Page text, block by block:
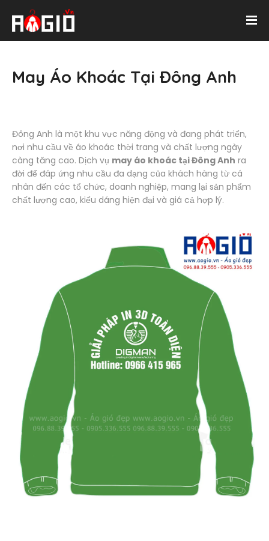
May Áo Khoác Tại Ðông Anh
Đông Anh là một khu vực năng động và đang phát triển,
nơi nhu cầu về áo khoác thời trang và chất lượng ngày
càng tăng cao. Dịch vụ may áo khoác tại Đông Anh ra
đời để đáp ứng nhu cầu đa dạng của khách hàng từ cá
nhân đến các tổ chức, doanh nghiệp, mang lại sản phẩm
chất lượng cao, kiểu dáng hiện đại và giá cả hợp lý.